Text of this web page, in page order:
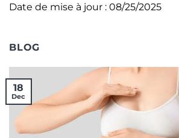
Date de mise à jour : 08/25/2025
BLOG
18
Dec